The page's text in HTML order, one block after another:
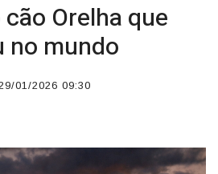
Orelha que
no mundo
01/2026 09:30